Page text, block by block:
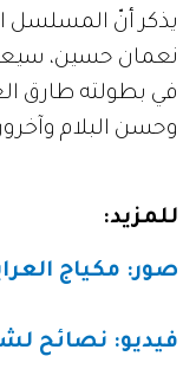
يذكر أنّ المسلسل
نعمان حسين،
في بطولته طارق
وحسن البلام
للمزيد:
صور: مكياج
فيديو: نصائح